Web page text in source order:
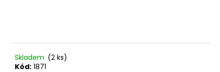
Skladem (2 ks)
Kód: 1871
m
e